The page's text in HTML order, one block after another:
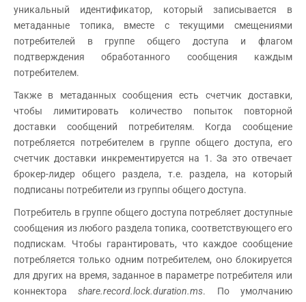
уникальный идентификатор, который записывается в
метаданные топика, вместе с текущими смещениями
потребителей в группе общего доступа и флагом
подтверждения обработанного сообщения каждым
потребителем.
Также в метаданных сообщения есть счетчик доставки,
чтобы лимитировать количество попыток повторной
доставки сообщений потребителям. Когда сообщение
потребляется потребителем в группе общего доступа, его
счетчик доставки инкрементируется на 1. За это отвечает
брокер-лидер общего раздела, т.е. раздела, на который
подписаны потребители из группы общего доступа.
Потребитель в группе общего доступа потребляет доступные
сообщения из любого раздела топика, соответствующего его
подпискам. Чтобы гарантировать, что каждое сообщение
потребляется только одним потребителем, оно блокируется
для других на время, заданное в параметре потребителя или
коннектораshare.record.lock.duration.ms. По умолчанию